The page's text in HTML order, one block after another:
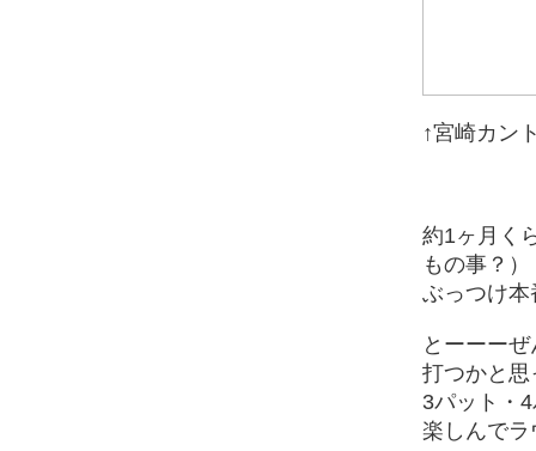
↑宮崎カン
約1ヶ月く
もの事？）
ぶっつけ
とーーー
打つかと思
3パット・
楽しんで